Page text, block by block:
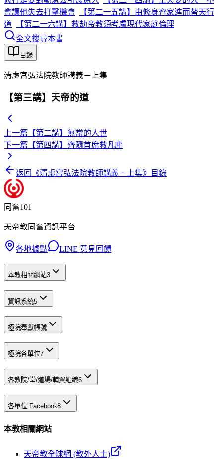
會讓他失去打擊機會
【第二一五講】由修身齊家進而替天行
道
【第二一六講】救劫帝教須考慮現代家庭倫理
全文搜尋本書
目錄
清虛宮弘法院教師講義－上集
【第三講】天帝的道
上一篇 【第二講】無常的人世
下一篇 【第四講】齊隨首席救凡塵
返回《清虛宮弘法院教師講義－上集》目錄
同奮101
天帝教同奮資訊平台
各地據點 LINE 意見回饋
本教相關網站3
資訊系統5
極院奉獻帳號
極院各單位7
各教院/堂/道場/輔翼組織6
各單位 Facebook8
本教相關網站
天帝教全球網 (教外人士)